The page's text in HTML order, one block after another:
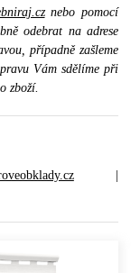
nebo pomocí
odebrat na adrese
případně zašleme
Vám sdělíme při
zboží.
|